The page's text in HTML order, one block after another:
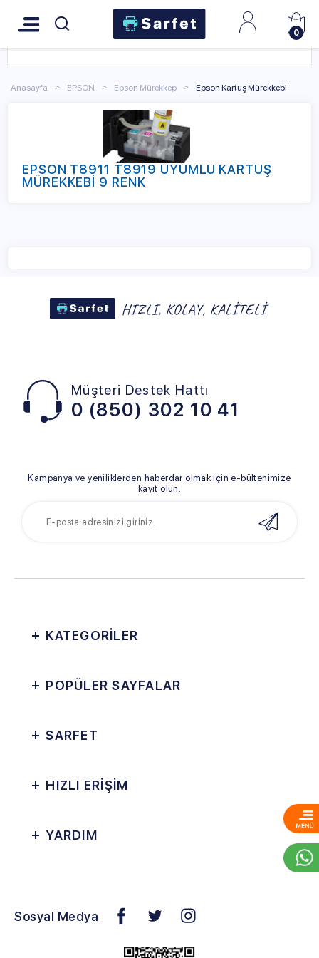
0
Anasayfa EPSON Epson Mürekkep Epson Kartuş Mürekkebi
EPSON T8911 T8919 UYUMLU KARTUŞ
MÜREKKEBİ 9 RENK
Müşteri Destek Hattı
0 (850) 302 10 41
Kampanya ve yeniliklerden haberdar olmak için e-bültenimize
kayıt olun.
KATEGORİLER
POPÜLER SAYFALAR
SARFET
HIZLI ERİŞİM
YARDIM
Sosyal Medya